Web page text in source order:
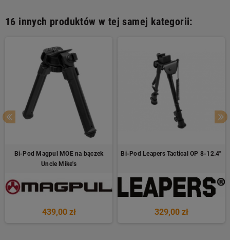
16 innych produktów w tej samej kategorii:
Bi-Pod Magpul MOE na bączek
Uncle Mike's
439,00 zł
Bi-Pod Leapers Tactical OP 8-12.4"
329,00 zł